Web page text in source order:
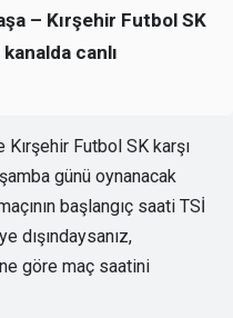
– Kırşehir Futbol SK
canlı
Kırşehir Futbol SK karşı
günü oynanacak
başlangıç saati TSİ
dışındaysanız,
göre maç saatini